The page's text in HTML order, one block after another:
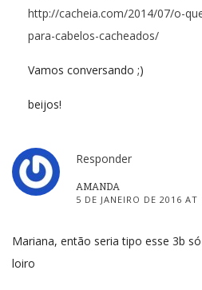
http://cacheia.com/2014/07/o-
para-cabelos-cacheados/
Vamos conversando ;)
beijos!
Responder
AMANDA
5 DE JANEIRO DE 2016 AT
Mariana, então seria tipo esse 3b
loiro